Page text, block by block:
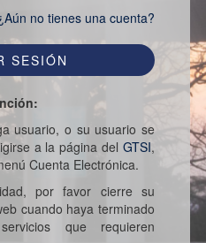
no tienes una cuenta?
usuario, o su usuario se
a la página delGTSI,
Cuenta Electrónica.
por favor cierre su
cuando haya terminado
que requieren